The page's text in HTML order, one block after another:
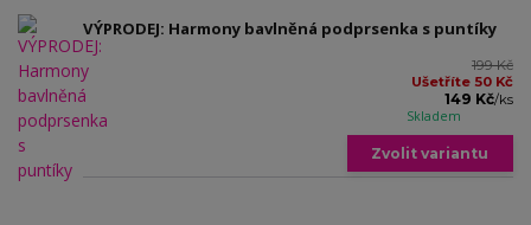
VÝPRODEJ: Harmony bavlněná podprsenka s puntíky
199 Kč
Ušetříte 50 Kč
149 Kč/ks
Skladem
Zvolit variantu